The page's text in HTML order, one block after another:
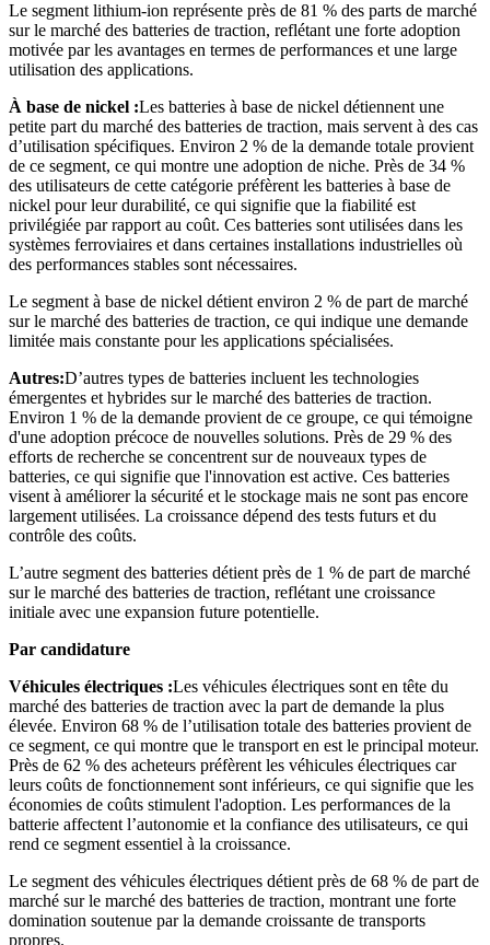
Le segment lithium-ion représente près de 81 % des parts de marché
sur le marché des batteries de traction, reflétant une forte adoption
motivée par les avantages en termes de performances et une large
utilisation des applications.
À base de nickel :Les batteries à base de nickel détiennent une
petite part du marché des batteries de traction, mais servent à des cas
d’utilisation spécifiques. Environ 2 % de la demande totale provient
de ce segment, ce qui montre une adoption de niche. Près de 34 %
des utilisateurs de cette catégorie préfèrent les batteries à base de
nickel pour leur durabilité, ce qui signifie que la fiabilité est
privilégiée par rapport au coût. Ces batteries sont utilisées dans les
systèmes ferroviaires et dans certaines installations industrielles où
des performances stables sont nécessaires.
Le segment à base de nickel détient environ 2 % de part de marché
sur le marché des batteries de traction, ce qui indique une demande
limitée mais constante pour les applications spécialisées.
Autres:D’autres types de batteries incluent les technologies
émergentes et hybrides sur le marché des batteries de traction.
Environ 1 % de la demande provient de ce groupe, ce qui témoigne
d'une adoption précoce de nouvelles solutions. Près de 29 % des
efforts de recherche se concentrent sur de nouveaux types de
batteries, ce qui signifie que l'innovation est active. Ces batteries
visent à améliorer la sécurité et le stockage mais ne sont pas encore
largement utilisées. La croissance dépend des tests futurs et du
contrôle des coûts.
L’autre segment des batteries détient près de 1 % de part de marché
sur le marché des batteries de traction, reflétant une croissance
initiale avec une expansion future potentielle.
Par candidature
Véhicules électriques :Les véhicules électriques sont en tête du
marché des batteries de traction avec la part de demande la plus
élevée. Environ 68 % de l’utilisation totale des batteries provient de
ce segment, ce qui montre que le transport en est le principal moteur.
Près de 62 % des acheteurs préfèrent les véhicules électriques car
leurs coûts de fonctionnement sont inférieurs, ce qui signifie que les
économies de coûts stimulent l'adoption. Les performances de la
batterie affectent l’autonomie et la confiance des utilisateurs, ce qui
rend ce segment essentiel à la croissance.
Le segment des véhicules électriques détient près de 68 % de part de
marché sur le marché des batteries de traction, montrant une forte
domination soutenue par la demande croissante de transports
propres.